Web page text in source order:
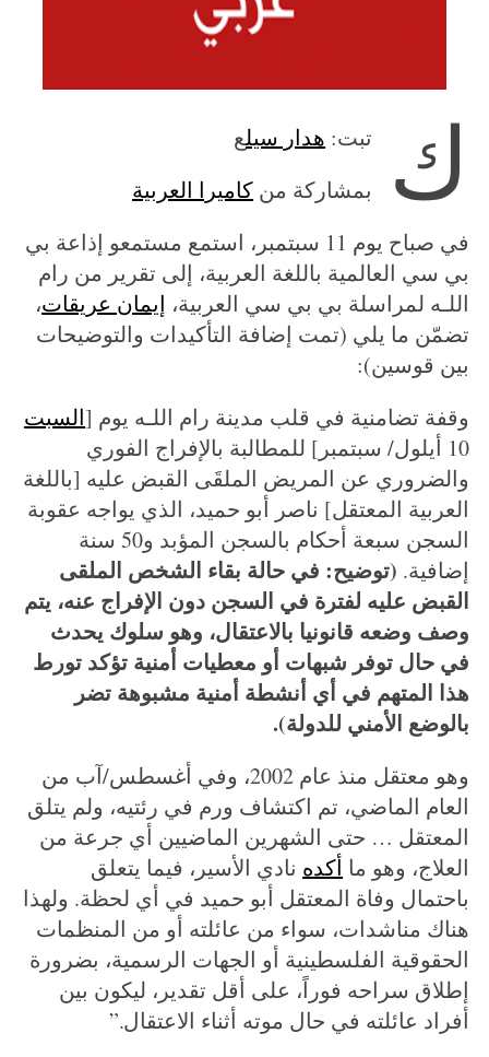
ك تبت: هدار سيلع
بمشاركة من كاميرا العربية
في صباح يوم 11 سبتمبر، استمع مستمعو إذاعة بي
بي سي العالمية باللغة العربية، إلى تقرير من رام
اللـه لمراسلة بي بي سي العربية، إيمان عريقات،
تضمّن ما يلي (تمت إضافة التأكيدات والتوضيحات
بين قوسين):
وقفة تضامنية في قلب مدينة رام اللـه يوم [السبت
10 أيلول/ سبتمبر] للمطالبة بالإفراج الفوري
والضروري عن المريض الملقَى القبض عليه [باللغة
العربية المعتقل] ناصر أبو حميد، الذي يواجه عقوبة
السجن سبعة أحكام بالسجن المؤبد و50 سنة
إضافية. (توضيح: في حالة بقاء الشخص الملقى
القبض عليه لفترة في السجن دون الإفراج عنه، يتم
وصف وضعه قانونيا بالاعتقال، وهو سلوك يحدث
في حال توفر شبهات أو معطيات أمنية تؤكد تورط
هذا المتهم في أي أنشطة أمنية مشبوهة تضر
بالوضع الأمني للدولة).
وهو معتقل منذ عام 2002، وفي أغسطس/آب من
العام الماضي، تم اكتشاف ورم في رئتيه، ولم يتلق
المعتقل … حتى الشهرين الماضيين أي جرعة من
العلاج، وهو ما أكده نادي الأسير، فيما يتعلق
باحتمال وفاة المعتقل أبو حميد في أي لحظة. ولهذا
هناك مناشدات، سواء من عائلته أو من المنظمات
الحقوقية الفلسطينية أو الجهات الرسمية، بضرورة
إطلاق سراحه فوراً، على أقل تقدير، ليكون بين
أفراد عائلته في حال موته أثناء الاعتقال.”